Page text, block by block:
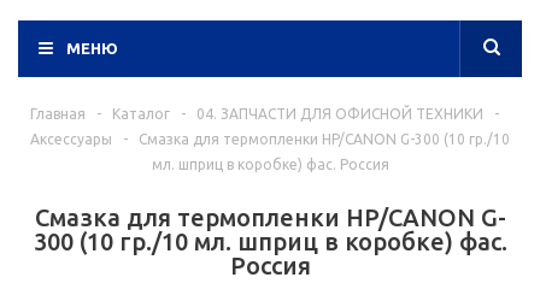
МЕНЮ
Главная - Каталог - 04. ЗАПЧАСТИ ДЛЯ ОФИСНОЙ ТЕХНИКИ
-
Аксессуары
-
Смазка для термопленки HP/CANON G-300 (10 гр./10
мл. шприц в коробке) фас. Россия
Смазка для термопленки HP/CANON G-
300 (10 гр./10 мл. шприц в коробке) фас.
Россия